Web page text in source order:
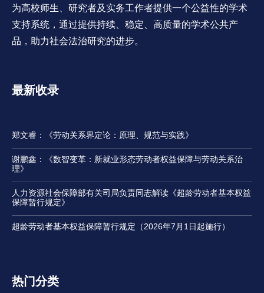
为高校师生、研究者及实务工作者提供一个公益性的学术
支持系统，通过提供持续、稳定、高质量的学术公共产
品，助力社会法治研究的进步。
最新收录
郑文睿：《劳动关系界定论：原理、规范与实践》
谢鹏鑫：《数智变革：新就业形态劳动者权益保障与劳动关系治
理》
人力资源社会保障部有关司局负责同志解读《超龄劳动者基本权益
保障暂行规定》
超龄劳动者基本权益保障暂行规定（2026年7月1日起施行）
热门分类